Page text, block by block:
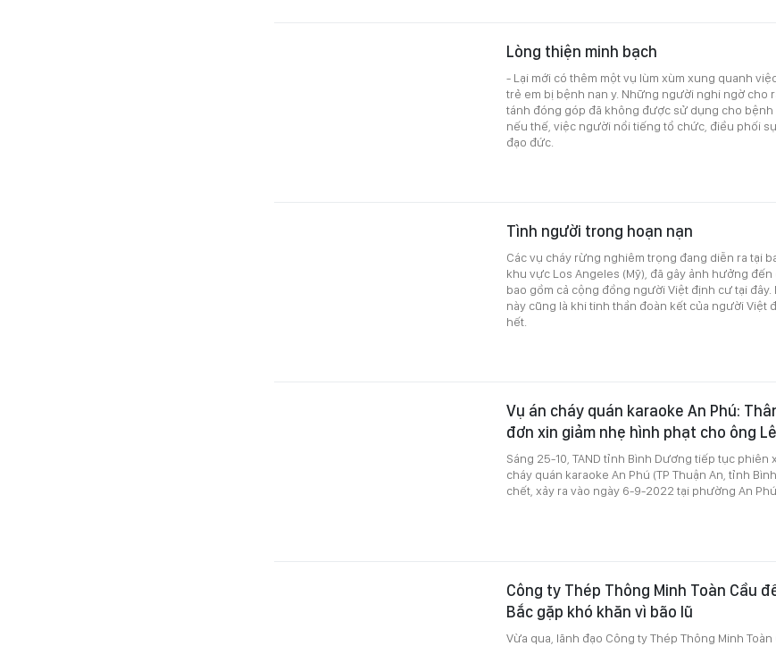
Lòng thiện minh bạch
- Lại mới có thêm một vụ lùm xùm xung quanh
trẻ em bị bệnh nan y. Những người nghi ngờ cho
tánh đóng góp đã không được sử dụng cho bệnh
nếu thế, việc người nổi tiếng tổ chức, điều phối
đạo đức.
Tình người trong hoạn nạn
Các vụ cháy rừng nghiêm trọng đang diễn ra tại
khu vực Los Angeles (Mỹ), đã gây ảnh hưởng
bao gồm cả cộng đồng người Việt định cư tại
này cũng là khi tinh thần đoàn kết của người Việt
hết.
Vụ án cháy quán karaoke An Phú:
đơn xin giảm nhẹ hình phạt cho ông
Sáng 25-10, TAND tỉnh Bình Dương tiếp tục phiên
cháy quán karaoke An Phú (TP Thuận An, tỉnh
chết, xảy ra vào ngày 6-9-2022 tại phường An
Công ty Thép Thông Minh Toàn Cầu
Bắc gặp khó khăn vì bão lũ
Vừa qua, lãnh đạo Công ty Thép Thông Minh Toàn